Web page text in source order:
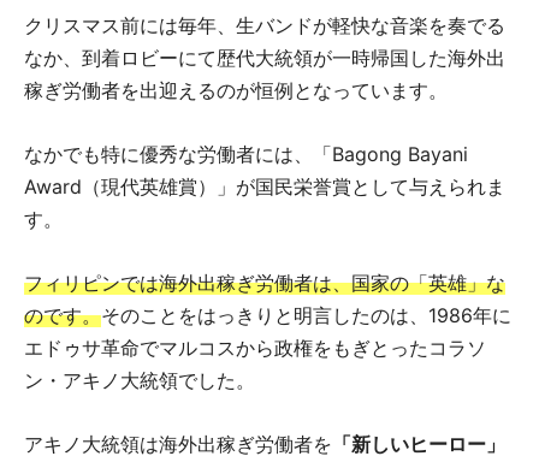
クリスマス前には毎年、生バンドが軽快な音楽を奏でる
なか、到着ロビーにて歴代大統領が一時帰国した海外出
稼ぎ労働者を出迎えるのが恒例となっています。
なかでも特に優秀な労働者には、「Bagong Bayani
Award（現代英雄賞）」が国民栄誉賞として与えられま
す。
フィリピンでは海外出稼ぎ労働者は、国家の「英雄」な
のです。そのことをはっきりと明言したのは、1986年に
エドゥサ革命でマルコスから政権をもぎとったコラソ
ン・アキノ大統領でした。
アキノ大統領は海外出稼ぎ労働者を 「新しいヒーロー」